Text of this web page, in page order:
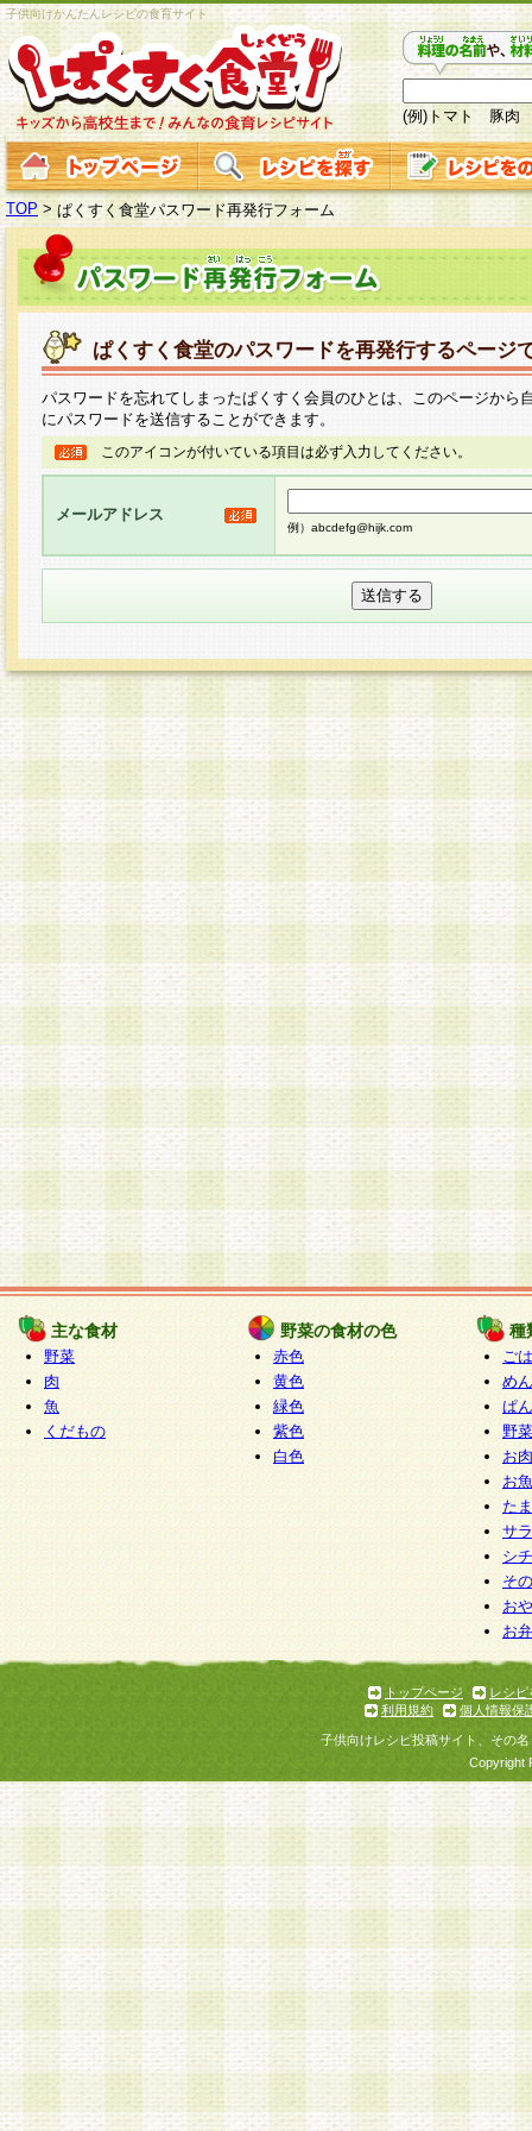
子供向けかんたんレシピの食育サイト
(例)トマト 豚肉
TOP > ぱくすく食堂パスワード再発行フォーム
ぱくすく食堂のパスワードを再発行するページ
パスワードを忘れてしまったぱくすく会員のひとは、このページから
にパスワードを送信することができます。
このアイコンが付いている項目は必ず入力してください。
メールアドレス
例）abcdefg@hijk.com
主な食材
野菜
肉
魚
くだもの
野菜の食材の色
赤色
黄色
緑色
紫色
白色
種
ご
めん
ぱん
野
お
お
た
サ
シ
そ
お
お
トップページ
レシピ
利用規約
個人情報保
子供向けレシピ投稿サイト、その
Copyright